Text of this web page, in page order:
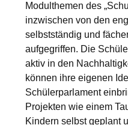
Modulthemen des
inzwischen von den
selbstständig und
aufgegriffen. Die
aktiv in den
können ihre eigenen
Schülerparlament
Projekten wie einem
Kindern selbst geplant